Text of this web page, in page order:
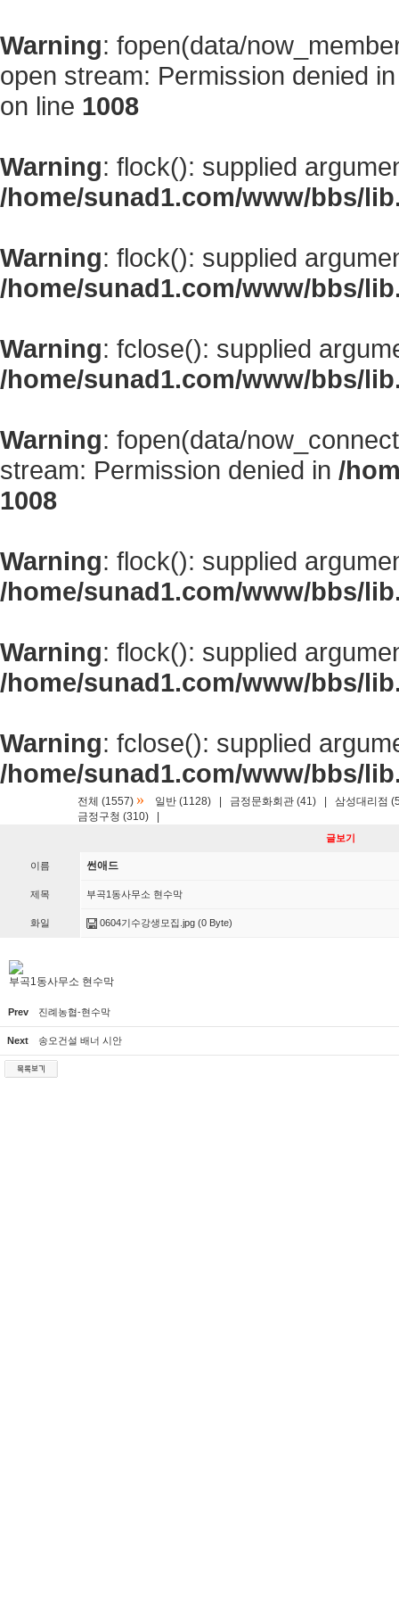
Warning: fopen(data/
open stream: Permission denied
on line 1008
Warning: flock(): supplied
/home/sunad1.com/www/bbs/
Warning: flock(): supplied
/home/sunad1.com/www/bbs/
Warning: fclose(): supplied
/home/sunad1.com/www/bbs/
Warning: fopen(data/
stream: Permission denied in /
1008
Warning: flock(): supplied
/home/sunad1.com/www/bbs/
Warning: flock(): supplied
/home/sunad1.com/www/bbs/
Warning: fclose(): supplied
/home/sunad1.com/www/bbs/
전체 (1557) » 일반 (1128) 금정문화회관 (41)
삼성대리점
금정구청 (310)
글보기
이름 썬애드
제목 부곡1동사무소 현수막
화일 0604기수강생모집.jpg (0 Byte)
부곡1동사무소 현수막
Prev 진례농협-현수막
Next 송오건설 배너 시안